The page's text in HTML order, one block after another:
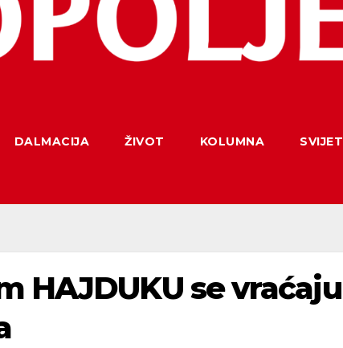
DALMACIJA ŽIVOT KOLUMNA SVIJET
HAJDUKU se vraćaju